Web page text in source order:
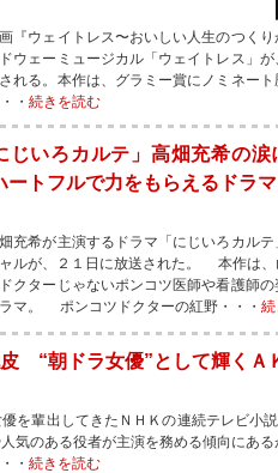
『ウェイトレス〜おいしい人生のつく
ウェーミュージカル「ウェイトレス」
れる。本作は、グラミー賞にノミネー
・ 続きを読む
じいろカルテ」高畑充希の
ートフルで力をもらえるドラマ
充希が主演するドラマ「にじいろカル
ルが、２１日に放送された。 本作は、
クターじゃないポンコツ医師や看護師
マ。 ポンコツドクターの紅野・・・
皮 “朝ドラ女優”として輝くＡ
を輩出してきたＮＨＫの連続テレビ小
気のある役者が主演を務める傾向にあ
・ 続きを読む